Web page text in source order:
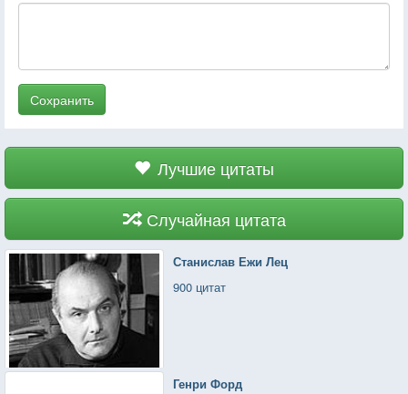
Сохранить
Лучшие цитаты
Случайная цитата
Станислав Ежи Лец
900 цитат
Генри Форд